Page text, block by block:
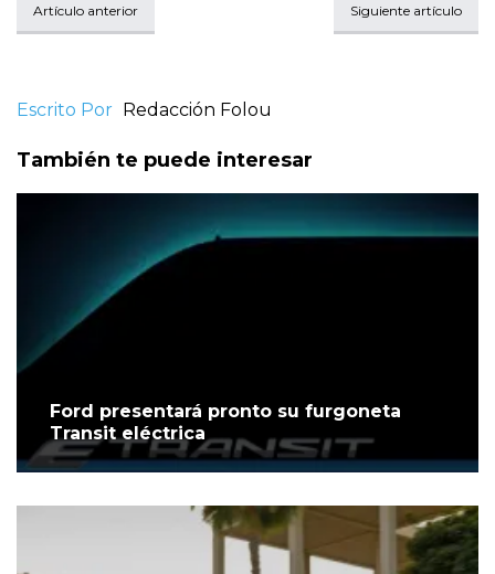
Artículo anterior Siguiente artículo
Escrito Por Redacción Folou
También te puede interesar
Ford presentará pronto su furgoneta
Transit eléctrica